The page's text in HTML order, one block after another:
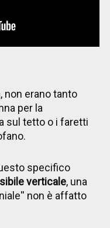
non erano tanto
per la
sul tetto o i faretti
specifico
verticale, una
non è affatto